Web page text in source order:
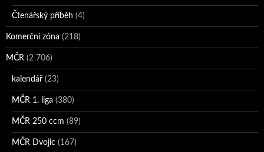
Čtenářský příběh (4)
Komerční zóna (218)
MČR (2 706)
kalendář (23)
MČR 1. liga (380)
MČR 250 ccm (89)
MČR Dvojic (167)